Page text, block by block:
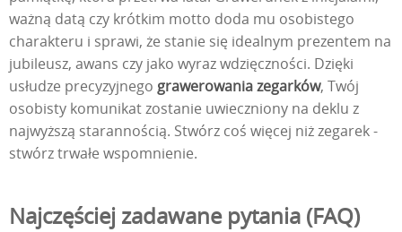
ważną datą czy krótkim motto doda mu osobistego
charakteru i sprawi, że stanie się idealnym prezentem na
jubileusz, awans czy jako wyraz wdzięczności. Dzięki
usłudze precyzyjnego grawerowania zegarków, Twój
osobisty komunikat zostanie uwieczniony na deklu z
najwyższą starannością. Stwórz coś więcej niż zegarek -
stwórz trwałe wspomnienie.
Najczęściej zadawane pytania (FAQ)